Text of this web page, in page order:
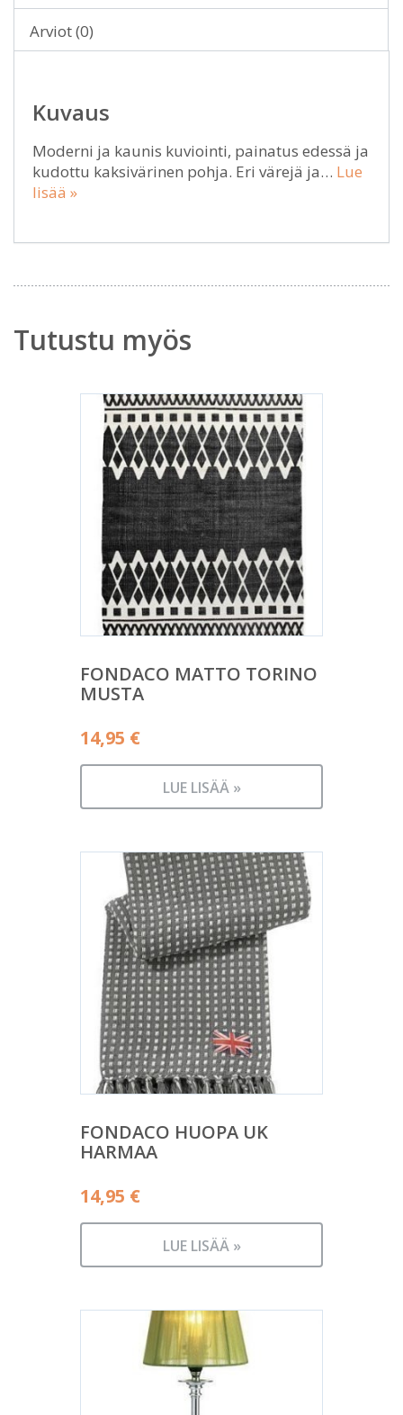
Arviot (0)
Kuvaus
Moderni ja kaunis kuviointi, painatus edessä ja
kudottu kaksivärinen pohja. Eri värejä ja… Lue
lisää »
Tutustu myös
FONDACO MATTO TORINO
MUSTA
14,95 €
LUE LISÄÄ »
FONDACO HUOPA UK
HARMAA
14,95 €
LUE LISÄÄ »